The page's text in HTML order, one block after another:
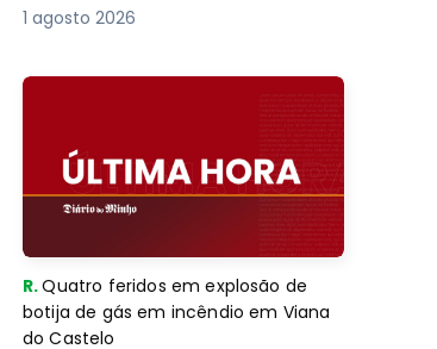
1 agosto 2026
R.Quatro feridos em explosão de
botija de gás em incêndio em Viana
do Castelo